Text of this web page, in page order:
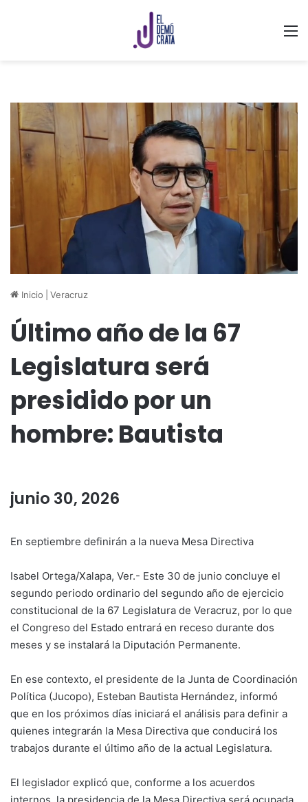
Inicio Veracruz
Último año de la 67
Legislatura será
presidido por un
hombre: Bautista
junio 30, 2026
En septiembre definirán a la nueva Mesa Directiva
Isabel Ortega/Xalapa, Ver.- Este 30 de junio concluye el
segundo periodo ordinario del segundo año de ejercicio
constitucional de la 67 Legislatura de Veracruz, por lo que
el Congreso del Estado entrará en receso durante dos
meses y se instalará la Diputación Permanente.
En ese contexto, el presidente de la Junta de Coordinación
Política (Jucopo), Esteban Bautista Hernández, informó
que en los próximos días iniciará el análisis para definir a
quienes integrarán la Mesa Directiva que conducirá los
trabajos durante el último año de la actual Legislatura.
El legislador explicó que, conforme a los acuerdos